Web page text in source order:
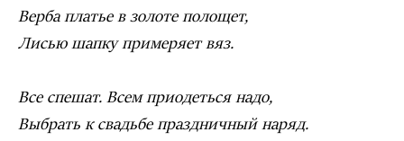
Верба платье в золоте полощет,
Лисью шапку примеряет вяз.
Все спешат. Всем приодеться надо,
Выбрать к свадьбе праздничный наряд.